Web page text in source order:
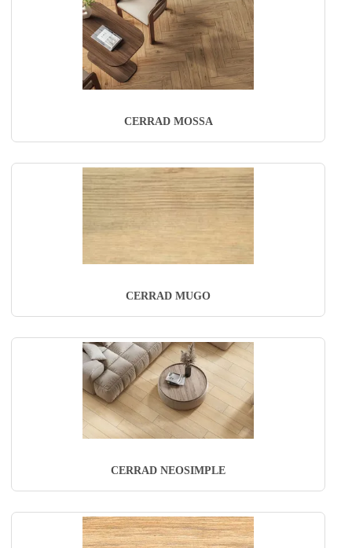
CERRAD MOSSA
CERRAD MUGO
CERRAD NEOSIMPLE